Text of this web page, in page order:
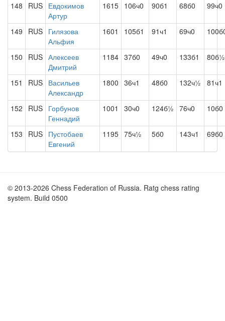
148 RUS Евдокимов
Артур
1615 106ч0 90б1 68б0 99ч0
149 RUS Гилязова
Альфия
1601 105б1 91ч1 69ч0
150 RUS Алексеев
Дмитрий
1184 37б0 49ч0 133б1 80б½
151 RUS Васильев
Александр
1800 36ч1 48б0 132ч½ 81ч1
152 RUS Горбунов
Геннадий
1001 30ч0 124б½ 76ч0 10б0
153 RUS Пустобаев
Евгений
1195 75ч½ 5б0 143ч1 69б0
© 2013-2026 Chess Federation of Russia. Ratg chess rating
system. Build 0500